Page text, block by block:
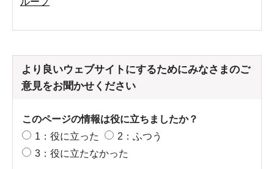
より良いウェブサイトにするためにみなさまのご
意見をお聞かせください
このページの情報は役に立ちましたか？
1：役に立った
2：ふつう
3：役に立たなかった